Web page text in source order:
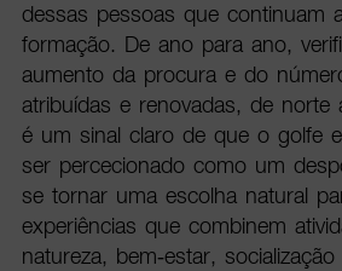
dessas pessoas que continuam
formação. De ano para ano,
aumento da procura e do
atribuídas e renovadas, de
é um sinal claro de que o golfe
ser percecionado como um
se tornar uma escolha natural
experiências que combinem
natureza, bem-estar,